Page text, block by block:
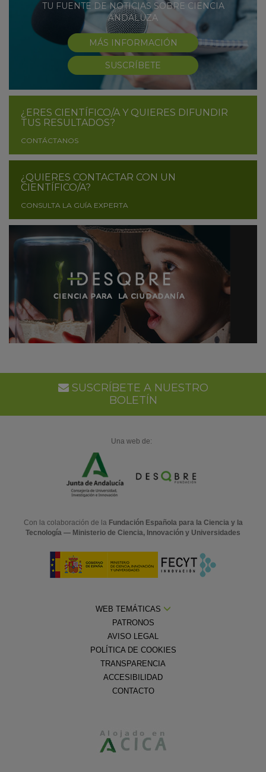
TU FUENTE DE NOTICIAS SOBRE CIENCIA
ANDALUZA
MÁS INFORMACIÓN
SUSCRÍBETE
¿ERES CIENTÍFICO/A Y QUIERES DIFUNDIR
TUS RESULTADOS?
CONTÁCTANOS
¿QUIERES CONTACTAR CON UN
CIENTÍFICO/A?
CONSULTA LA GUÍA EXPERTA
SUSCRÍBETE A NUESTRO
BOLETÍN
Una web de:
Con la colaboración de la Fundación Española para la Ciencia y la
Tecnología — Ministerio de Ciencia, Innovación y Universidades
WEB TEMÁTICAS
PATRONOS
AVISO LEGAL
POLÍTICA DE COOKIES
TRANSPARENCIA
ACCESIBILIDAD
CONTACTO